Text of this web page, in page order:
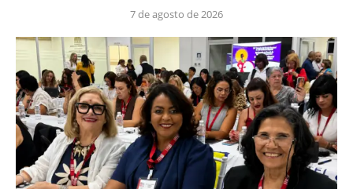
7 de agosto de 2026